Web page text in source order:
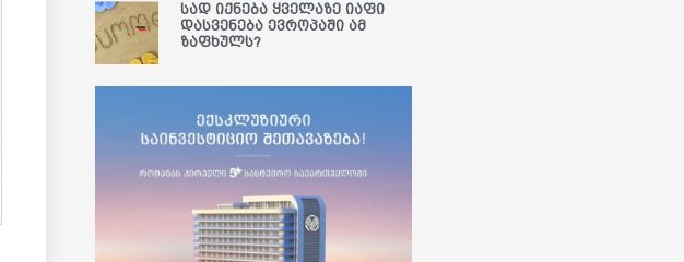
სად იქნება ყველაზე იაფი
დასვენება ევროპაში ამ
ზაფხულს?